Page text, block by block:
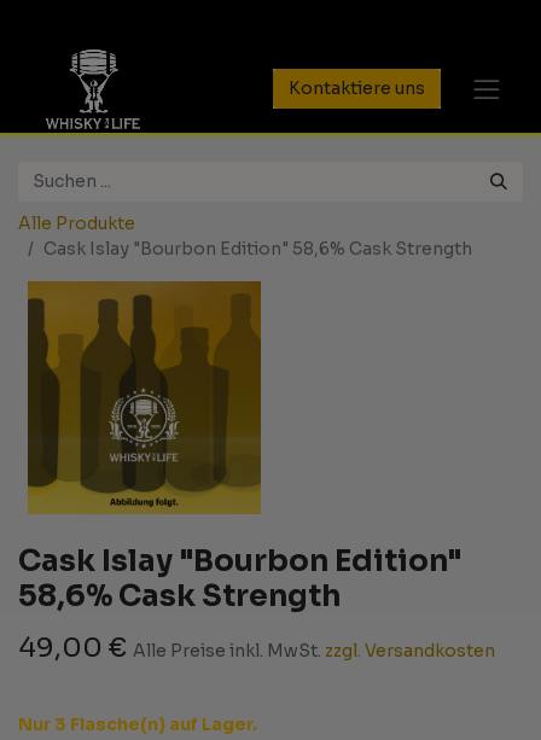
Kontaktiere uns
Alle Produkte
Cask Islay "Bourbon Edition" 58,6% Cask Strength
Cask Islay "Bourbon Edition"
58,6% Cask Strength
49,00 € Alle Preise inkl. MwSt. zzgl. Versandkosten
Nur 3 Flasche(n) auf Lager.